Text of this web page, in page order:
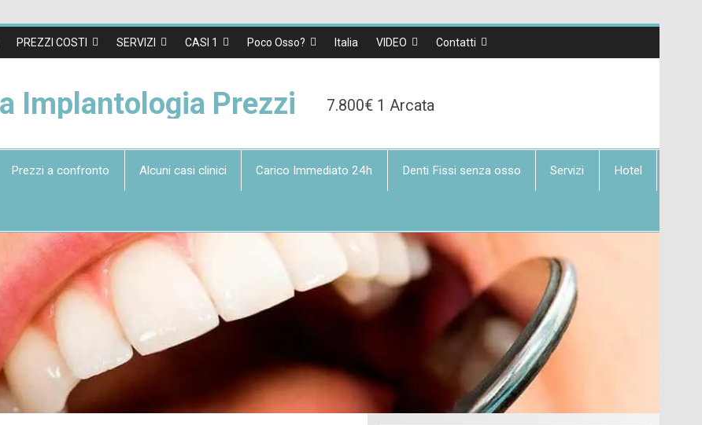
PREZZI COSTI SERVIZI CASI 1 Poco Osso? Italia VIDEO Contatti
Implantologia Prezzi 7.800€ 1 Arcata
Prezzi a confronto Alcuni casi clinici Carico Immediato 24h Denti Fissi senza osso Servizi Hotel